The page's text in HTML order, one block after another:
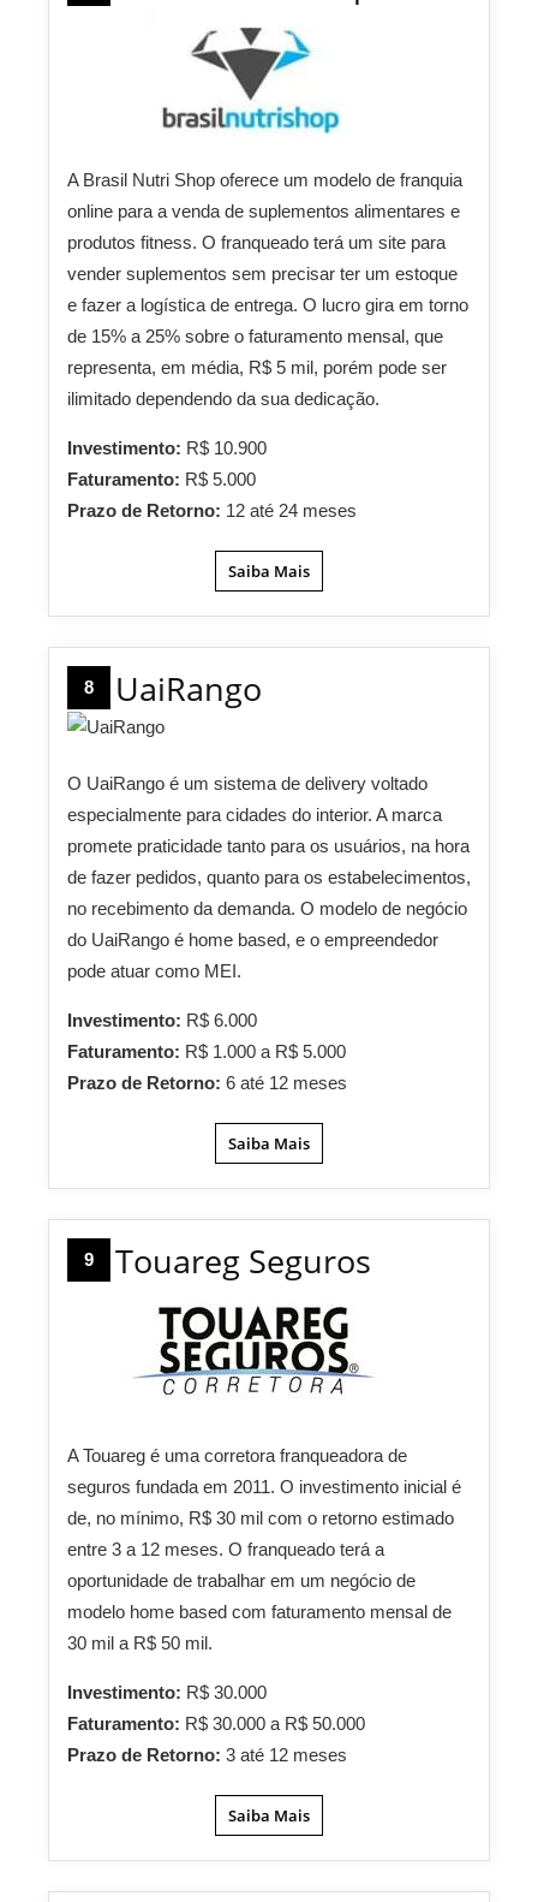
A Brasil Nutri Shop oferece um modelo de franquia
online para a venda de suplementos alimentares e
produtos fitness. O franqueado terá um site para
vender suplementos sem precisar ter um estoque
e fazer a logística de entrega. O lucro gira em torno
de 15% a 25% sobre o faturamento mensal, que
representa, em média, R$ 5 mil, porém pode ser
ilimitado dependendo da sua dedicação.
Investimento: R$ 10.900
Faturamento: R$ 5.000
Prazo de Retorno: 12 até 24 meses
Saiba Mais
8 UaiRango
O UaiRango é um sistema de delivery voltado
especialmente para cidades do interior. A marca
promete praticidade tanto para os usuários, na hora
de fazer pedidos, quanto para os estabelecimentos,
no recebimento da demanda. O modelo de negócio
do UaiRango é home based, e o empreendedor
pode atuar como MEI.
Investimento: R$ 6.000
Faturamento: R$ 1.000 a R$ 5.000
Prazo de Retorno: 6 até 12 meses
Saiba Mais
9 Touareg Seguros
A Touareg é uma corretora franqueadora de
seguros fundada em 2011. O investimento inicial é
de, no mínimo, R$ 30 mil com o retorno estimado
entre 3 a 12 meses. O franqueado terá a
oportunidade de trabalhar em um negócio de
modelo home based com faturamento mensal de
30 mil a R$ 50 mil.
Investimento: R$ 30.000
Faturamento: R$ 30.000 a R$ 50.000
Prazo de Retorno: 3 até 12 meses
Saiba Mais